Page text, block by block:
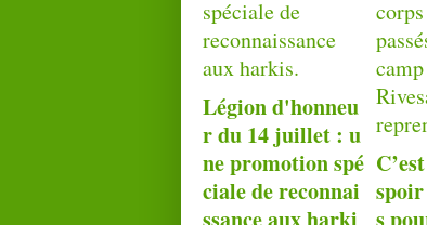
Légion d'honneu
r du 14 juillet : u
ne promotion spé
ciale de reconnai
ssance aux harki
s